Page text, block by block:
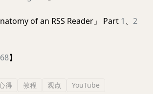
of an RSS Reader」 Part 1 、 2
68】
得 教程 观点 YouTube